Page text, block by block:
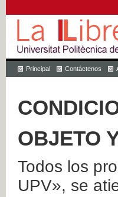
Principal Contáctenos
OBJETO
Todos los
UPV», se